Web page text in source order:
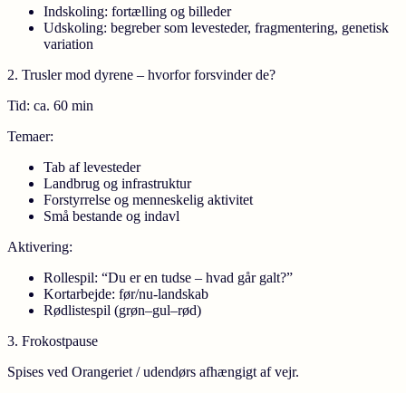
Indskoling: fortælling og billeder
Udskoling: begreber som levesteder, fragmentering, genetisk
variation
2. Trusler mod dyrene – hvorfor forsvinder de?
Tid: ca. 60 min
Temaer:
Tab af levesteder
Landbrug og infrastruktur
Forstyrrelse og menneskelig aktivitet
Små bestande og indavl
Aktivering:
Rollespil: “Du er en tudse – hvad går galt?”
Kortarbejde: før/nu-landskab
Rødlistespil (grøn–gul–rød)
3. Frokostpause
Spises ved Orangeriet / udendørs afhængigt af vejr.